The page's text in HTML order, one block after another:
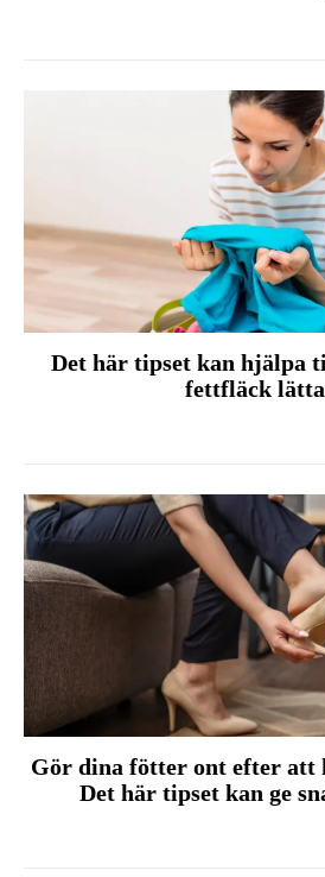
Det här tipset kan hjälpa
fettfläck
Gör dina fötter ont efter att
Det här tipset kan ge